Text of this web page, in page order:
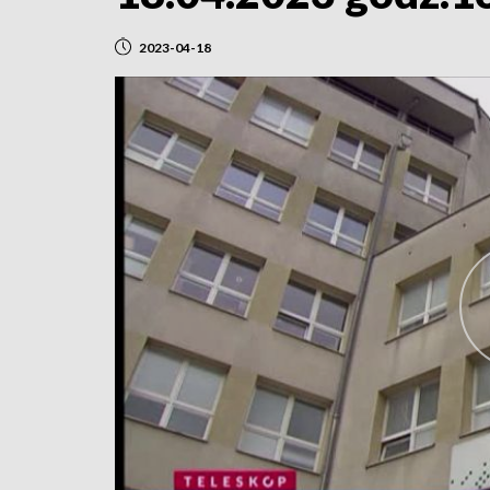
2023-04-18